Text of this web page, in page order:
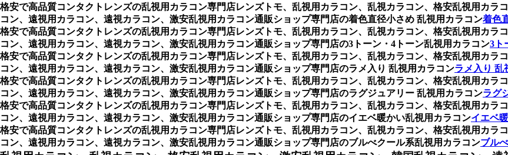
格安で高品質コンタクトレンズの乱視用カラコン専門店レンズトモ、乱視用カラコン、乱視カラコン、格安乱視用カラ
コン、遠視用カラコン、遠視カラコン、激安乱視用カラコン通販ショップ専門店の着色直径小さめ 乱視用カラコン着色
格安で高品質コンタクトレンズの乱視用カラコン専門店レンズトモ、乱視用カラコン、乱視カラコン、格安乱視用カラ
コン、遠視用カラコン、遠視カラコン、激安乱視用カラコン通販ショップ専門店の3トーン・4トーン乱視用カラコン3ト
格安で高品質コンタクトレンズの乱視用カラコン専門店レンズトモ、乱視用カラコン、乱視カラコン、格安乱視用カラ
コン、遠視用カラコン、遠視カラコン、激安乱視用カラコン通販ショップ専門店のラメ入り 乱視用カラコンラメ入り 乱
格安で高品質コンタクトレンズの乱視用カラコン専門店レンズトモ、乱視用カラコン、乱視カラコン、格安乱視用カラ
コン、遠視用カラコン、遠視カラコン、激安乱視用カラコン通販ショップ専門店のラグジュアリー 乱視用カラコンラグ
格安で高品質コンタクトレンズの乱視用カラコン専門店レンズトモ、乱視用カラコン、乱視カラコン、格安乱視用カラ
コン、遠視用カラコン、遠視カラコン、激安乱視用カラコン通販ショップ専門店のイエベ暖かい乱視用カラコンイエベ
格安で高品質コンタクトレンズの乱視用カラコン専門店レンズトモ、乱視用カラコン、乱視カラコン、格安乱視用カラ
コン、遠視用カラコン、遠視カラコン、激安乱視用カラコン通販ショップ専門店のブルべクール系乱視用カラコンブル